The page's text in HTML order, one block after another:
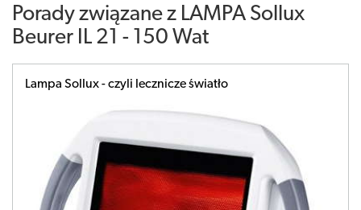
Porady związane z LAMPA Sollux
Beurer IL 21 - 150 Wat
Lampa Sollux - czyli lecznicze światło